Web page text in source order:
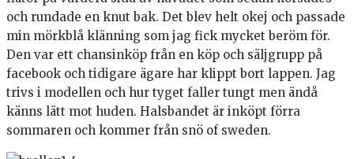
och rundade en knut bak. Det blev helt okej och passade
min mörkblå klänning som jag fick mycket beröm för.
Den var ett chansinköp från en köp och säljgrupp på
facebook och tidigare ägare har klippt bort lappen. Jag
trivs i modellen och hur tyget faller tungt men ändå
känns lätt mot huden. Halsbandet är inköpt förra
sommaren och kommer från snö of sweden.